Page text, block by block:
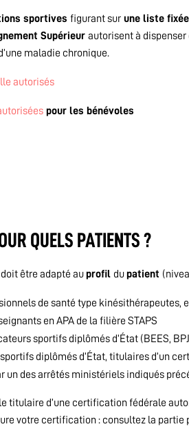
sportivesfigurant sur une liste
Supérieurautorisent à dispenser
maladie chronique.
autorisés
pour les bénévoles
QUELS PATIENTS ?
être adapté auprofil dupatient
de santé type kinésithérapeutes,
en APA de la filière STAPS
sportifs diplômés d’État (BEES,
diplômés d’État, titulaires d’un
un des arrêtés ministériels indiqués
titulaire d’une certification fédérale
votre certification : consultez la partie